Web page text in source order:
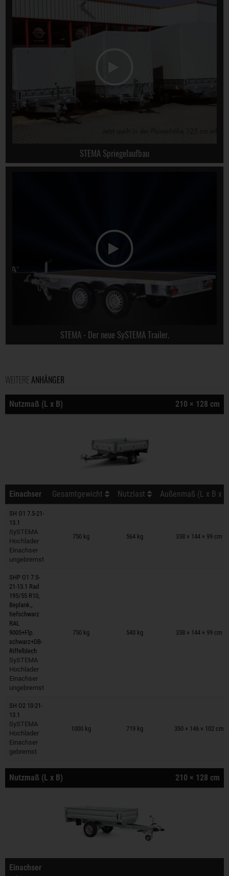
STEMA Spriegelaufbau
STEMA - Der neue SySTEMA Trailer.
WEITERE ANHÄNGER
Nutzmaß (L x B) 210 × 128 cm
Einachser Gesamtgewicht Nutzlast Außenmaß (L x B x
SH O1 7.5-21-
13.1
SySTEMA
Hochlader
Einachser
ungebremst
750 kg 564 kg 338 × 144 × 99 cm
Anhänger auf Merkzettel
SHP O1 7.5-
21-13.1 Rad
195/55 R10,
Beplank.,
tiefschwarz
RAL
9005+Flp.
schwarz+DB-
Riffelblech
SySTEMA
Hochlader
Einachser
ungebremst
750 kg 540 kg 338 × 144 × 99 cm
Anhänger auf Merkzettel
SH O2 10-21-
13.1
SySTEMA
Hochlader
Einachser
gebremst
1000 kg 719 kg 350 × 146 × 102 cm
Anhänger auf Merkzettel
Nutzmaß (L x B) 210 × 128 cm
Einachser